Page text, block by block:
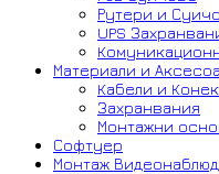
Рутери и
UPS
Материали и
Кабели и
Захранвания
Монтажни
Софтуер
Монтаж